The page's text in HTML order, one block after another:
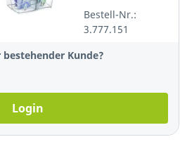
Bestell-Nr.:
3.777.151
bestehender Kunde?
Login